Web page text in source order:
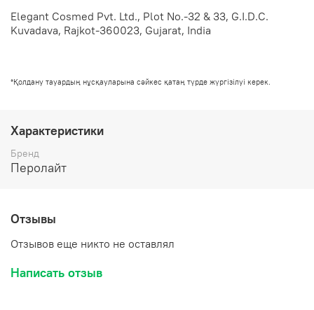
Elegant Cosmed Pvt. Ltd., Plot No.-32 & 33, G.I.D.C.
Kuvadava, Rajkot-360023, Gujarat, India
*Қолдану тауардың нұсқауларына сәйкес қатаң түрде жүргізілуі керек.
Характеристики
Бренд
Перолайт
Отзывы
Отзывов еще никто не оставлял
Написать отзыв